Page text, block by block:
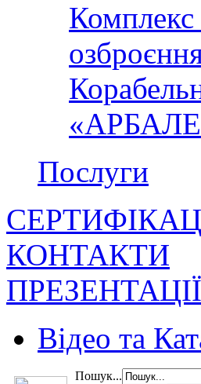
Комплекс
Послуги
КОНТАКТИ
ПРЕЗЕНТАЦІЇ
Відео та
Пошук...